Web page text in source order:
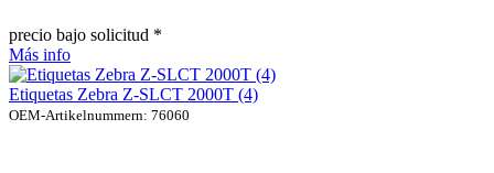
precio bajo solicitud *
Más info
Etiquetas Zebra Z-SLCT 2000T (4)
OEM-Artikelnummern: 76060